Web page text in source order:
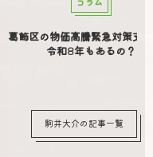
コラム
葛飾区の物価高騰緊急対策支
令和8年もあるの？
駒井大介の記事一覧